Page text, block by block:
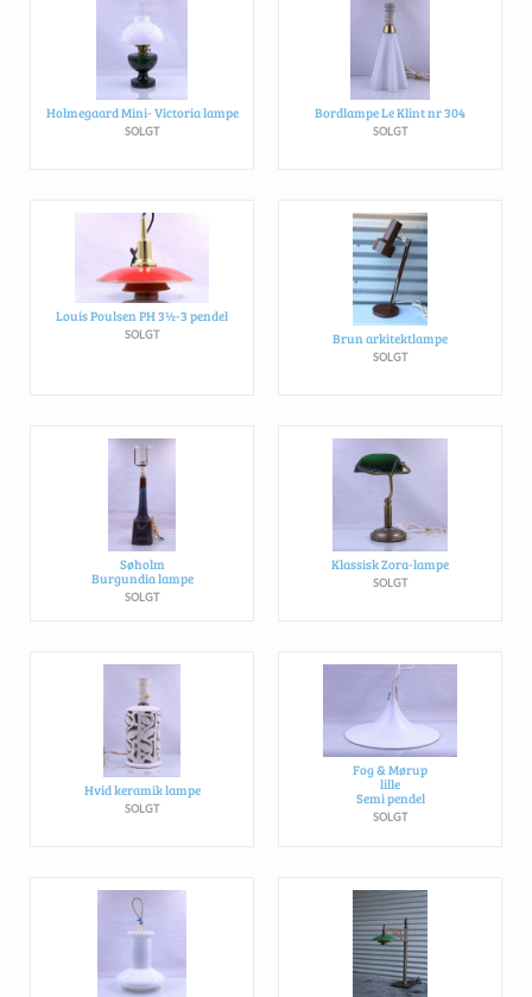
Holmegaard Mini- Victoria lampe
SOLGT
Bordlampe Le Klint nr 304
SOLGT
Louis Poulsen PH 3½-3 pendel
SOLGT Brun arkitektlampe
SOLGT
Søholm
Burgundia lampe
SOLGT
Klassisk Zora-lampe
SOLGT
Hvid keramik lampe
SOLGT
Fog & Mørup
lille
Semi pendel
SOLGT